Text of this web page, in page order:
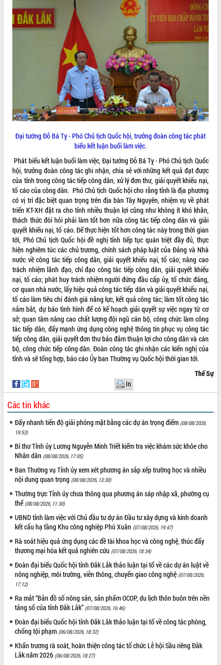
Họp báo thông tin về Hội nghị Công bố
Quy hoạch và Xúc tiến đầu tư tỉnh Đắk
Lắk
Khơi thông điểm nghẽn, đẩy nhanh
giải ngân vốn khắc phục thiên tai
HĐND tỉnh thông qua điều chỉnh Quy
hoạch tỉnh thời kỳ 2021-2030
Hội thảo góp ý hồ sơ điều chỉnh quy
hoạch tỉnh Đắk Lắk thời kỳ 2021-2030,
tầm nhìn đến năm 2050
Nâng cao hiệu quả hoạt động của các
doanh nghiệp nhà nước
Hội nghị triển khai kết nối mạng
quan Đảng, Nhà nước
Lễ phát động chuỗi hoạt động chung
tay làm sạch môi trường
Xã Ea Kar bước chuyển mình trong
công tác cải cách hành chính mô hình
mới
UBND tỉnh họp báo định kỳ tháng 4
năm 2026
Hội thảo khoa học “Giải pháp thúc đẩy
phát triển nền kinh tế xanh tại tỉnh
Đắk Lắk”
Tăng cường giám sát, đôn đốc thực
hiện nhiệm vụ quản lý tài sản công
hàng tuần
Tháo gỡ những vướng mắc, đẩy mạnh
công tác cải cách thủ tục hành chính
tại Trung tâm Phục vụ hành chính
công tỉnh
Đắk Lắk: Tôn vinh 46 giải pháp tại Hội
Đắk Lắk rà soát, điều chỉnh Đề án 190
về phát triển nuôi trồng thủy sản
Phó Chủ tịch UBND tỉnh Đắk Lắk
Trương Công Thái kiểm tra thực địa
Dự án cao tốc Khánh Hòa - Buôn Ma
Thuột
Định vị cà phê Việt Nam như một “di
sản sống” trong dòng chảy toàn cầu
Xây dựng nông thôn mới: Nâng cao đời
sống người dân từ những mô hình thiết
Quyết liệt tháo gỡ vướng mắc, đẩy
trong Khu kinh tế Nam Phú Yên
Hòn Yến phát triển du lịch gắn với bảo
tồn biển
Lấy ý kiến điều chỉnh Quy hoạch tỉnh
Đắk Lắk thời kỳ 2021-2030, tầm nhìn
đến năm 2050
Phát động chiến dịch 30 ngày đêm
giải phóng mặt bằng Tuyến đường bộ
ven biển
Đắk Lắk nỗ lực thúc đẩy tăng trưởng
kinh tế từ 10% trở lên trong Quý
Đắk Lắk ký kết thỏa thuận hợp tác về
chuyển đổi số giai đoạn 2026 – 2030
Đại tướng Đỗ Bá Tỵ - Phó Chủ tịch Quốc hội, trưởng đoàn công tác phát
biểu kết luận buổi làm việc.
Phát biểu kết luận buổi làm việc, Đại tướng Đỗ Bá Tỵ - Phó Chủ tịch Quốc
hội, trưởng đoàn công tác ghi nhận, chia sẻ với những kết quả đạt được
của tỉnh trong công tác tiếp công dân, xử lý đơn thư, giải quyết khiếu nại,
tố cáo của công dân. Phó Chủ tịch Quốc hội cho rằng tỉnh là địa phương
có vị trí đặc biệt quan trọng trên địa bàn Tây Nguyên, nhiệm vụ về phát
triển KT-XH đặt ra cho tỉnh nhiều thuận lợi cũng như không ít khó khăn,
thách thức đòi hỏi phải làm tốt hơn nữa công tác tiếp công dân và giải
quyết khiếu nại, tố cáo. Để thực hiện tốt hơn công tác này trong thời gian
tới, Phó Chủ tịch Quốc hội đề nghị tỉnh tiếp tục quán triệt đầy đủ, thực
hiện nghiêm túc các chủ trương, chính sách pháp luật của Đảng và Nhà
nước về công tác tiếp công dân, giải quyết khiếu nại, tố cáo; nâng cao
trách nhiệm lãnh đạo, chỉ đạo công tác tiếp công dân, giải quyết khiếu
nại, tố cáo; phát huy trách nhiệm người đứng đầu cấp ủy, tổ chức đảng,
cơ quan nhà nước, lấy hiệu quả công tác tiếp dân và giải quyết khiếu nại,
tố cáo làm tiêu chí đánh giá năng lực, kết quả công tác; làm tốt công tác
nắm bắt, dự báo tình hình để có kế hoạch giải quyết sự việc ngay từ cơ
sở; quan tâm nâng cao chất lượng đội ngũ cán bộ, công chức làm công
tác tiếp dân, đẩy mạnh ứng dụng công nghệ thông tin phục vụ công tác
tiếp công dân, giải quyết đơn thư bảo đảm thuận lợi cho công dân và cán
bộ, công chức tiếp công dân. Đoàn công tác ghi nhận các kiến nghị của
tỉnh và sẽ tổng hợp, báo cáo Ủy ban Thường vụ Quốc hội thời gian tới.
Thế Sự
In
Các tin khác
Đẩy nhanh tiến độ giải phóng mặt bằng các dự án trọng điểm (08/08/2026,
19:53)
Bí thư Tỉnh ủy Lương Nguyễn Minh Triết kiểm tra việc khám sức khỏe cho
Nhân dân (08/08/2026, 17:05)
Ban Thường vụ Tỉnh ủy xem xét phương án sắp xếp trường học và nhiều
nội dung quan trọng (08/08/2026, 13:30)
Thường trực Tỉnh ủy chưa thông qua phương án sáp nhập xã, phường cụ
thể (08/08/2026, 11:30)
UBND tỉnh làm việc với Chủ đầu tư dự án Đầu tư xây dựng và kinh doanh
kết cấu hạ tầng Khu công nghiệp Phú Xuân (07/08/2026, 19:47)
Rà soát hiệu quả ứng dụng các đề tài khoa học và công nghệ, thúc đẩy
thương mại hóa kết quả nghiên cứu (07/08/2026, 18:34)
Đoàn đại biểu Quốc hội tỉnh Đắk Lắk thảo luận tại tổ về các dự án luật về
nông nghiệp, môi trường, viễn thông, chuyển giao công nghệ (07/08/2026,
17:12)
Ra mắt “Bản đồ số nông sản, sản phẩm OCOP, du lịch thôn buôn trên nền
tảng số của tỉnh Đắk Lắk” (07/08/2026, 16:46)
Đoàn đại biểu Quốc hội tỉnh Đắk Lắk thảo luận tại tổ về công tác phòng,
chống tội phạm (06/08/2026, 18:32)
Khẩn trương rà soát, hoàn thiện công tác tổ chức Lễ hội Sầu riêng Đắk
Lắk năm 2026 (06/08/2026, 18:27)